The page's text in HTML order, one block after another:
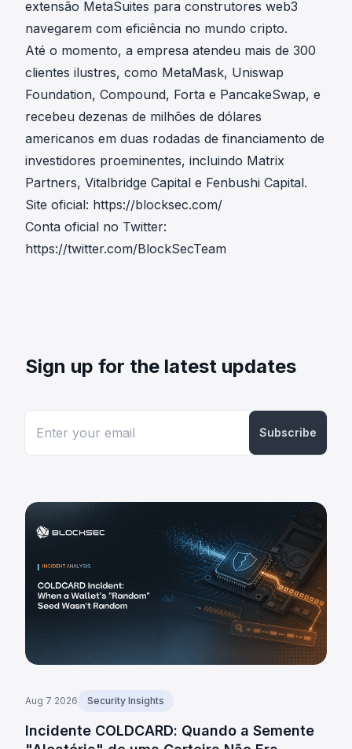
extensão MetaSuites para construtores web3
navegarem com eficiência no mundo cripto.
Até o momento, a empresa atendeu mais de 300
clientes ilustres, como MetaMask, Uniswap
Foundation, Compound, Forta e PancakeSwap, e
recebeu dezenas de milhões de dólares
americanos em duas rodadas de financiamento de
investidores proeminentes, incluindo Matrix
Partners, Vitalbridge Capital e Fenbushi Capital.
Site oficial: https://blocksec.com/
Conta oficial no Twitter:
https://twitter.com/BlockSecTeam
Sign up for the latest updates
Subscribe
Aug 7 2026 Security Insights
Incidente COLDCARD: Quando a Semente